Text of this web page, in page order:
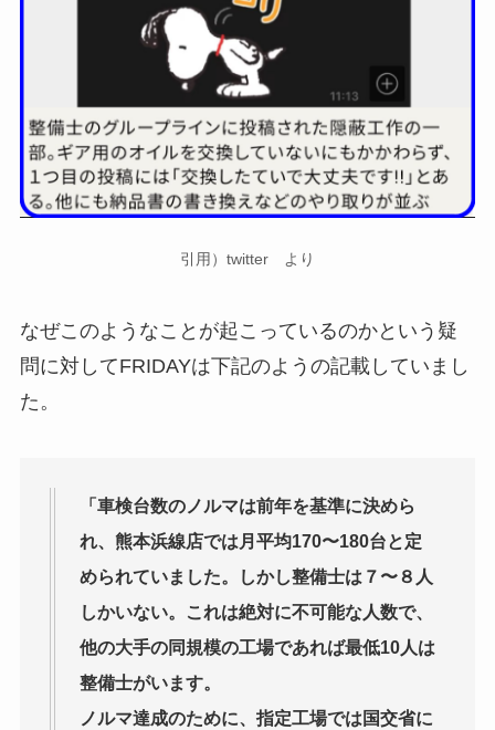
引用）twitter より
なぜこのようなことが起こっているのかという疑
問に対してFRIDAYは下記のようの記載していまし
た。
「車検台数のノルマは前年を基準に決めら
れ、熊本浜線店では月平均170〜180台と定
められていました。しかし整備士は７〜８人
しかいない。これは絶対に不可能な人数で、
他の大手の同規模の工場であれば最低10人は
整備士がいます。
ノルマ達成のために、指定工場では国交省に